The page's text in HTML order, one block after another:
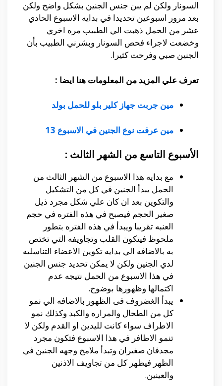
السونار ولكن لم يبن جنس الجنين بشكل واضح ولكن
بعد مرور اسبوعين تحديدا في بدايه الاسبوع الحادي
عشر من الحمل ذهبت الي الطبيب مره اخري
وخضعت لاجراء فحص السونار وبشرني الطبيب بأن
الجنين صبي وفرحت كثيرا.
تعرف علي المزيد من المعلومات هنا ايضا :
مين جربت جهاز كلير بلو للحمل بولد
مين عرفت نوع الجنين في الاسبوع 13
الأسبوع التاسع من الشهر الثالث :
مع بدايه هذا الاسبوع من الشهر الثالث من
الحمل يبدأ الجنين في كل من التشكيل
والتكوين بعد ان كان علي شكل مجرد ذيل
صغير الحجم فيصبح في هذه الفتره في حجم
العنبه تقريبا ويبدأ في هذه الفتره بتطور
ملحوظ فيتكون القلب وتجاويفه التي تختص
به بالاضافه الي بدايه تكوين الاعضاء التناسليه
لدي الجنين ولكن لا يمكن تحديد جنس الجنين
في هذا الاسبوع من الحمل نتيجه عدم
اكتمالها وظهورها بوضوح.
يبدأ الغضروف فى الظهور بالاضافه الي نمو
كل من الطحال والمراره والكبد وكذلك نمو
الاطراف سواء كانت لليدين او القدم ولكن لا
تنمو الاظافر في هذا الاسبوع فتكون مجرد
مجدفان صغيران وتبدأ ملامح وجهه الجنين في
الظهر فيظهر كل من تجاويف الاذنين
والعينين.